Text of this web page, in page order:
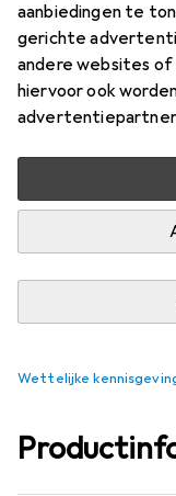
aanbiedingen te
gerichte
andere websites of
hiervoor ook
Wettelijke
3
Waarderingscijfers
Levering tussen
6 stuk op
Gratis verzending